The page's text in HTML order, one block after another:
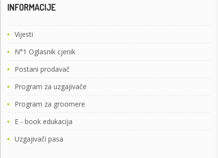
INFORMACIJE
Vijesti
N°1 Oglasnik cjenik
Postani prodavač
Program za uzgajivače
Program za groomere
E - book edukacija
Uzgajivači pasa